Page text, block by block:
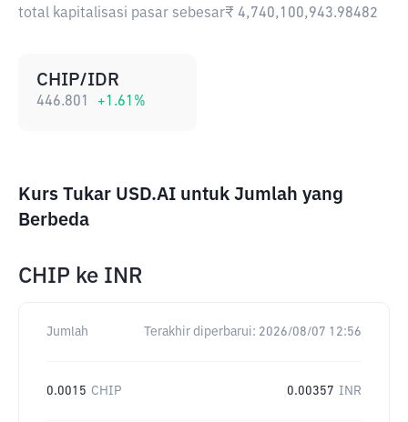
total kapitalisasi pasar sebesar₹ 4,740,100,943.98482
CHIP/IDR
446.801 +1.61 %
Kurs Tukar USD.AI untuk Jumlah yang
Berbeda
CHIP ke INR
Jumlah Terakhir diperbarui: 2026/08/07 12:56
0.0015 CHIP 0.00357 INR